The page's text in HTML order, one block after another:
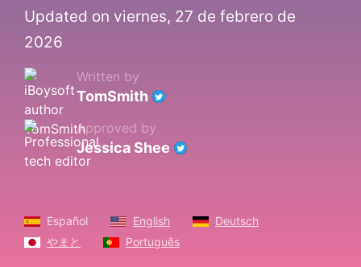
Updated on viernes, 27 de febrero de
2026
Written by
TomSmith
Approved by
Jessica Shee
Español English
Deutsch
やまと
Português